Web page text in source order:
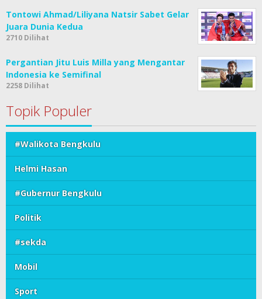
Tontowi Ahmad/Liliyana Natsir Sabet Gelar
Juara Dunia Kedua
2710 Dilihat
Pergantian Jitu Luis Milla yang Mengantar
Indonesia ke Semifinal
2258 Dilihat
Topik Populer
#Walikota Bengkulu
Helmi Hasan
#Gubernur Bengkulu
Politik
#sekda
Mobil
Sport